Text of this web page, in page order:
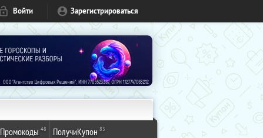
Войти Зарегистрироваться
Промокоды 48 ПолучиКупон 83